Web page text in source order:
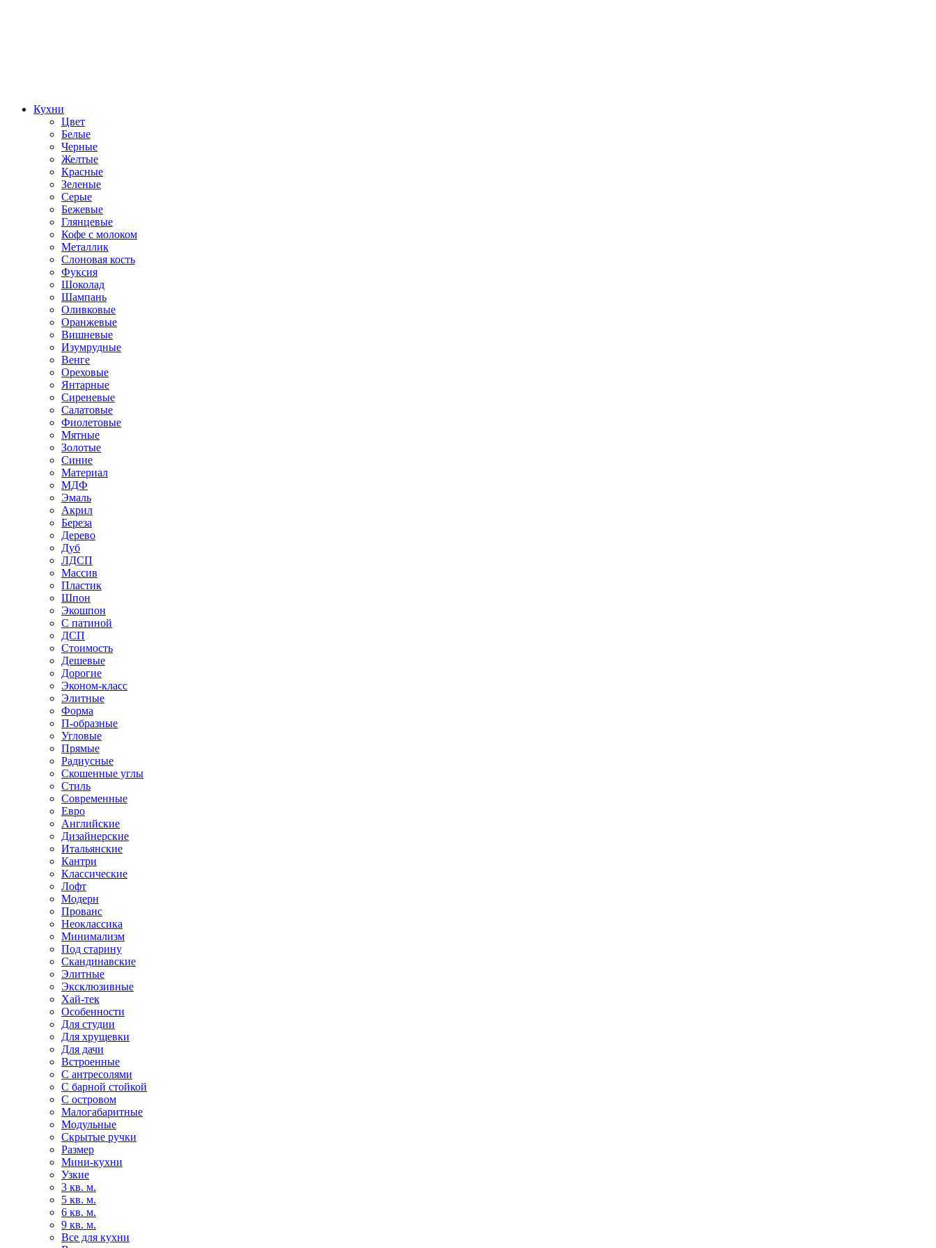
Кухни
Цвет
Белые
Черные
Желтые
Красные
Зеленые
Серые
Бежевые
Глянцевые
Кофе с молоком
Металлик
Слоновая кость
Фуксия
Шоколад
Шампань
Оливковые
Оранжевые
Вишневые
Изумрудные
Венге
Ореховые
Янтарные
Сиреневые
Салатовые
Фиолетовые
Мятные
Золотые
Синие
Материал
МДФ
Эмаль
Акрил
Береза
Дерево
Дуб
ЛДСП
Массив
Пластик
Шпон
Экошпон
С патиной
ДСП
Стоимость
Дешевые
Дорогие
Эконом-класс
Элитные
Форма
П-образные
Угловые
Прямые
Радиусные
Скошенные углы
Стиль
Современные
Евро
Английские
Дизайнерские
Итальянские
Кантри
Классические
Лофт
Модерн
Прованс
Неоклассика
Минимализм
Под старину
Скандинавские
Элитные
Эксклюзивные
Хай-тек
Особенности
Для студии
Для хрущевки
Для дачи
Встроенные
С антресолями
С барной стойкой
С островом
Малогабаритные
Модульные
Скрытые ручки
Размер
Мини-кухни
Узкие
3 кв. м.
5 кв. м.
6 кв. м.
9 кв. м.
Все для кухни